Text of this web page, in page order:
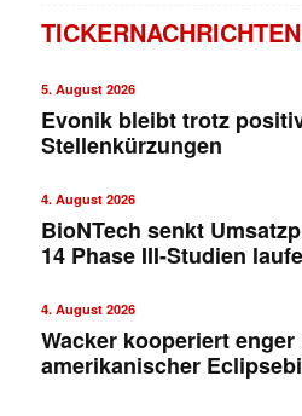
TICKERNACHRICHTEN
5. August 2026
Evonik bleibt trotz
Stellenkürzungen
4. August 2026
BioNTech senkt
14 Phase III-Studien
4. August 2026
Wacker kooperiert enger
amerikanischer